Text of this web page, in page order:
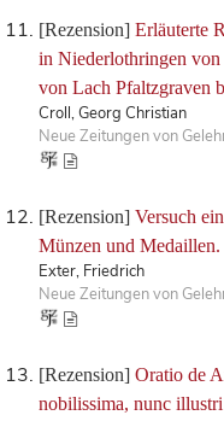
[Rezension] Erläuterte
in Niederlothringen
von Lach Pfaltzgraven
Croll, Georg Christian
Neue Zeitungen von
[Rezension] Versuch
Münzen und Medaillen.
Exter, Friedrich
Neue Zeitungen von
[Rezension] Oratio de
nobilissima, nunc